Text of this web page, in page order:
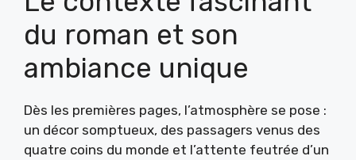
du roman et son
ambiance unique
Dès les premières pages, l’atmosphère se pose :
un décor somptueux, des passagers venus des
quatre coins du monde et l’attente feutrée d’un